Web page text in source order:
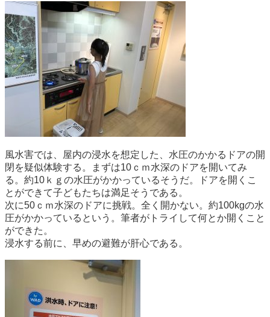
風水害では、屋内の浸水を想定した、水圧のかかるドアの開
閉を疑似体験する。まずは10ｃｍ水深のドアを開いてみ
る。約10ｋｇの水圧がかかっているそうだ。ドアを開くこ
とができて子どもたちは満足そうである。
次に50ｃｍ水深のドアに挑戦。全く開かない。約100kgの水
圧がかかっているという。筆者がトライして何とか開くこと
ができた。
浸水する前に、早めの避難が肝心である。